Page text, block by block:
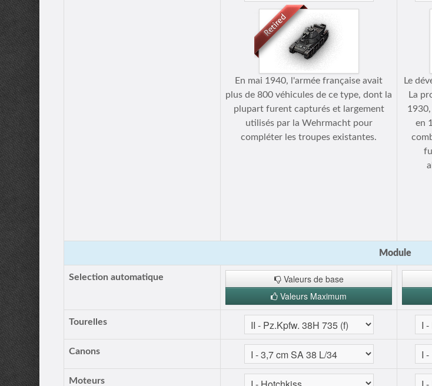
En mai 1940, l'armée française avait
plus de 800 véhicules de ce type, dont la
plupart furent capturés et largement
utilisés par la Wehrmacht pour
compléter les troupes existantes.
Le
La
en
Module
Selection automatique
Valeurs de base
Valeurs Maximum
Tourelles
Canons
Moteurs